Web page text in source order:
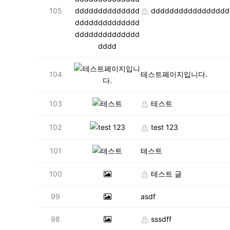
105
104 테스트페이지입니다.
103 테스트
102 test 123
101 테스트
100 테스트 글
99 asdf
98 sssdff